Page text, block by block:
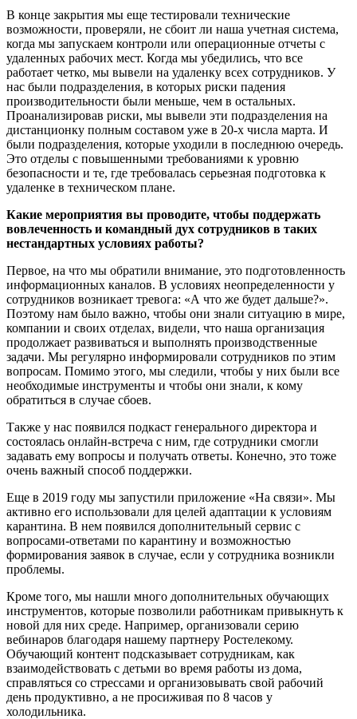
В конце закрытия мы еще тестировали технические
возможности, проверяли, не сбоит ли наша учетная система,
когда мы запускаем контроли или операционные отчеты с
удаленных рабочих мест. Когда мы убедились, что все
работает четко, мы вывели на удаленку всех сотрудников. У
нас были подразделения, в которых риски падения
производительности были меньше, чем в остальных.
Проанализировав риски, мы вывели эти подразделения на
дистанционку полным составом уже в 20-х числа марта. И
были подразделения, которые уходили в последнюю очередь.
Это отделы с повышенными требованиями к уровню
безопасности и те, где требовалась серьезная подготовка к
удаленке в техническом плане.
Какие мероприятия вы проводите, чтобы поддержать
вовлеченность и командный дух сотрудников в таких
нестандартных условиях работы?
Первое, на что мы обратили внимание, это подготовленность
информационных каналов. В условиях неопределенности у
сотрудников возникает тревога: «А что же будет дальше?».
Поэтому нам было важно, чтобы они знали ситуацию в мире,
компании и своих отделах, видели, что наша организация
продолжает развиваться и выполнять производственные
задачи. Мы регулярно информировали сотрудников по этим
вопросам. Помимо этого, мы следили, чтобы у них были все
необходимые инструменты и чтобы они знали, к кому
обратиться в случае сбоев.
Также у нас появился подкаст генерального директора и
состоялась онлайн-встреча с ним, где сотрудники смогли
задавать ему вопросы и получать ответы. Конечно, это тоже
очень важный способ поддержки.
Еще в 2019 году мы запустили приложение «На связи». Мы
активно его использовали для целей адаптации к условиям
карантина. В нем появился дополнительный сервис с
вопросами-ответами по карантину и возможностью
формирования заявок в случае, если у сотрудника возникли
проблемы.
Кроме того, мы нашли много дополнительных обучающих
инструментов, которые позволили работникам привыкнуть к
новой для них среде. Например, организовали серию
вебинаров благодаря нашему партнеру Ростелекому.
Обучающий контент подсказывает сотрудникам, как
взаимодействовать с детьми во время работы из дома,
справляться со стрессами и организовывать свой рабочий
день продуктивно, а не просиживая по 8 часов у
холодильника.